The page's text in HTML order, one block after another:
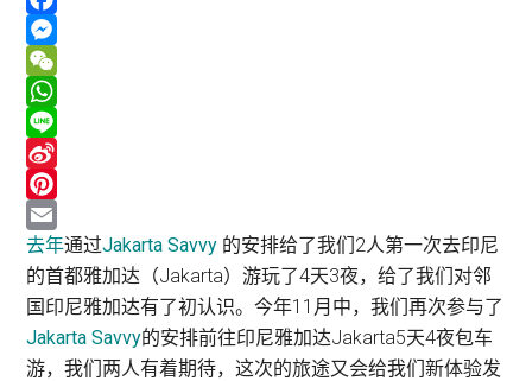
Facebook
Messenger
WeChat
WhatsApp
Line
Sina
Weibo
Pinterest
Email
去年通过Jakarta Savvy 的安排给了我们2人第一次去印尼
的首都雅加达（Jakarta）游玩了4天3夜，给了我们对邻
国印尼雅加达有了初认识。今年11月中，我们再次参与了
Jakarta Savvy的安排前往印尼雅加达Jakarta5天4夜包车
游，我们两人有着期待，这次的旅途又会给我们新体验发